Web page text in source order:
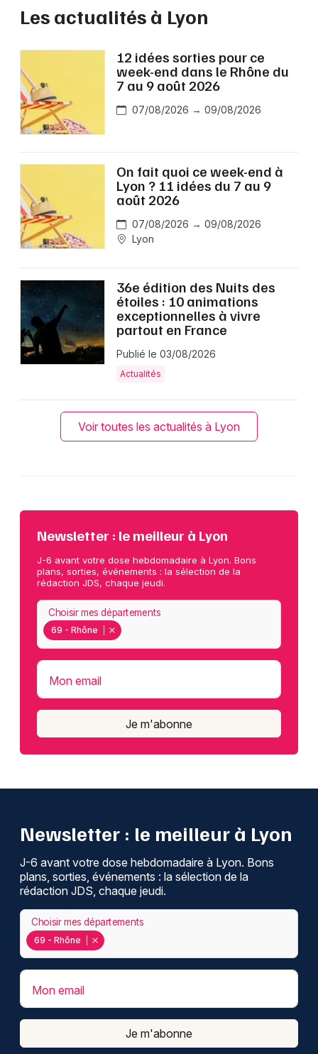
Les actualités à Lyon
12 idées sorties pour ce
week-end dans le Rhône du
7 au 9 août 2026
07/08/2026 → 09/08/2026
On fait quoi ce week-end à
Lyon ? 11 idées du 7 au 9
août 2026
07/08/2026 → 09/08/2026
Lyon
36e édition des Nuits des
étoiles : 10 animations
exceptionnelles à vivre
partout en France
Publié le 03/08/2026
Actualités
Voir toutes les actualités à Lyon
Newsletter : le meilleur à Lyon
J-6 avant votre dose hebdomadaire à Lyon. Bons
plans, sorties, événements : la sélection de la
rédaction JDS, chaque jeudi.
69 - Rhône
Choisir mes départements
Mon email
Je m'abonne
Newsletter : le meilleur à Lyon
J-6 avant votre dose hebdomadaire à Lyon. Bons
plans, sorties, événements : la sélection de la
rédaction JDS, chaque jeudi.
69 - Rhône
Choisir mes départements
Mon email
Je m'abonne